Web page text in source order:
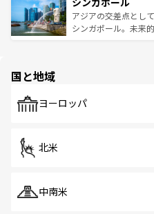
が待っている。親し
た文化、そして多様
み、どこを訪れても
ており、効率よく見
うな絶景から文化的
アジアの交差点とし
シンガポール。未来
で、ホーカーズは地
国と地域
ヨーロッパ
北米
中南米